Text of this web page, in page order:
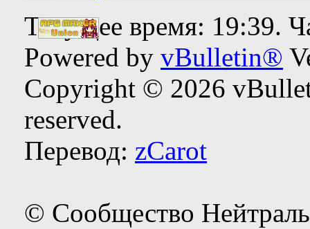
Текущее время: 19:39.
Powered by vBulletin®
Copyright © 2026
reserved.
Перевод: zCarot
© Сообщество